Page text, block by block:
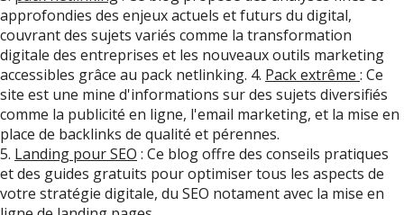
approfondies des enjeux actuels et futurs du digital,
couvrant des sujets variés comme la transformation
digitale des entreprises et les nouveaux outils marketing
accessibles grâce au pack netlinking. 4. Pack extrême : Ce
site est une mine d'informations sur des sujets diversifiés
comme la publicité en ligne, l'email marketing, et la mise en
place de backlinks de qualité et pérennes.
5. Landing pour SEO : Ce blog offre des conseils pratiques
et des guides gratuits pour optimiser tous les aspects de
votre stratégie digitale, du SEO notament avec la mise en